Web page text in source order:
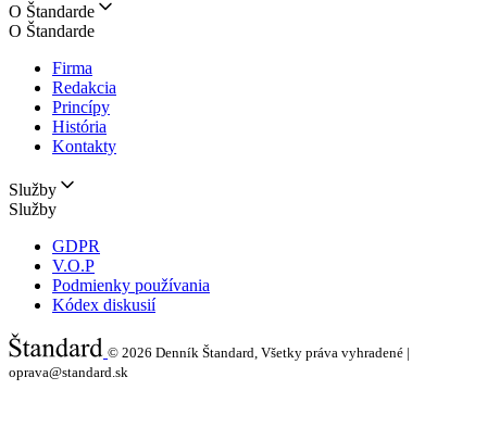
O Štandarde
O Štandarde
Firma
Redakcia
Princípy
História
Kontakty
Služby
Služby
GDPR
V.O.P
Podmienky používania
Kódex diskusií
© 2026 Denník Štandard, Všetky práva vyhradené |
oprava@standard.sk